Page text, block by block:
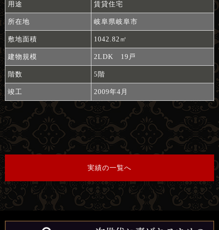
用途 賃貸住宅
所在地 岐阜県岐阜市
敷地面積 1042.82㎡
建物規模 2LDK 19戸
階数 5階
竣工 2009年4月
実績の一覧へ